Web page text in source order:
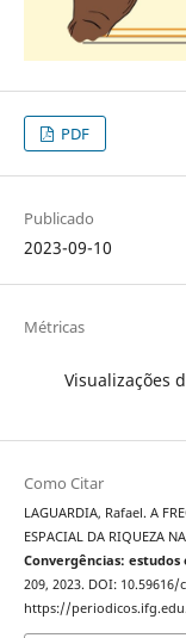
PDF
Publicado
2023-09-10
Métricas
Visualizações
Como Citar
LAGUARDIA, Rafael. A
ESPACIAL DA RIQUEZA
Convergências:
209, 2023. DOI:
https://